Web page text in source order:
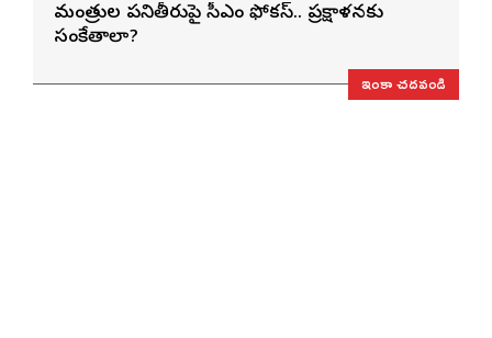
మంత్రుల పనితీరుపై సీఎం ఫోకస్.. ప్రక్షాళనకు
సంకేతాలా?
ఇంకా చదవండి